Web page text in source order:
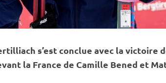
s’est conclue avec la victoire
la France de Camille Bened et